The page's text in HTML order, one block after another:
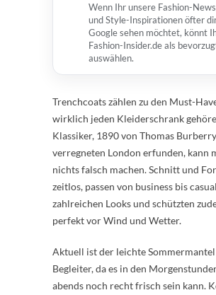
Wenn Ihr unsere Fashion-
und Style-Inspirationen öfter
Google sehen möchtet, könnt
Fashion-Insider.de als
auswählen.
Trenchcoats zählen zu den Must-
wirklich jeden Kleiderschrank
Klassiker, 1890 von Thomas
verregneten London erfunden, kann
nichts falsch machen. Schnitt und
zeitlos, passen von business bis
zahlreichen Looks und schützten
perfekt vor Wind und Wetter.
Aktuell ist der leichte
Begleiter, da es in den
abends noch recht frisch sein kann.